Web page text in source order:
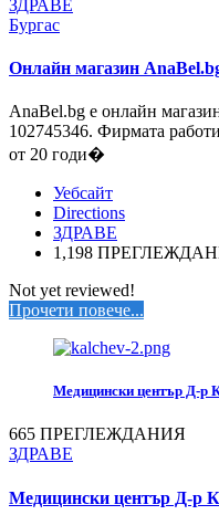
ЗДРАВЕ
Бургас
Онлайн магазин
АnaBel.bg е онлайн
102745346. Фирмата
от 20 годи�
Уебсайт
Directions
ЗДРАВЕ
1,198
Not yet reviewed!
Прочети повече...
Медицински център Д-р
665 ПРЕГЛЕЖДАНИЯ
ЗДРАВЕ
Медицински център Д-р